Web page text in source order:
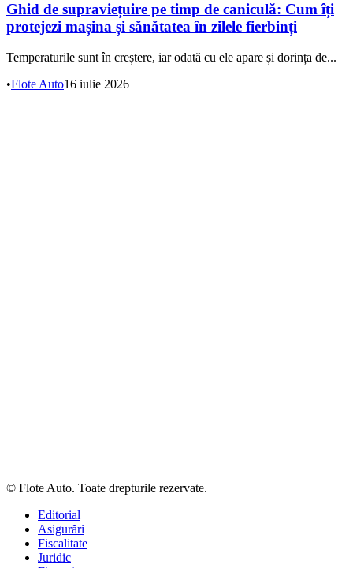
Ghid de supraviețuire pe timp de caniculă: Cum îți
protejezi mașina și sănătatea în zilele fierbinți
Temperaturile sunt în creștere, iar odată cu ele apare și dorința de...
•Flote Auto16 iulie 2026
© Flote Auto. Toate drepturile rezervate.
Editorial
Asigurări
Fiscalitate
Juridic